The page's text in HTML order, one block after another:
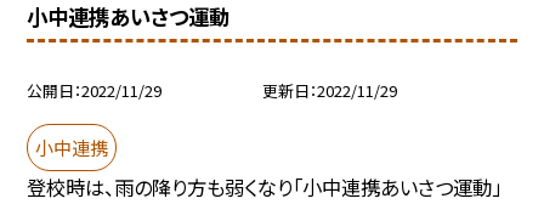
小中連携あいさつ運動
公開日 2022/11/29 更新日 2022/11/29
小中連携
登校時は、雨の降り方も弱くなり「小中連携あいさつ運動」